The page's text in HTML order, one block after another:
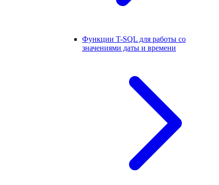
Функции T-SQL для работы со
значениями даты и времени